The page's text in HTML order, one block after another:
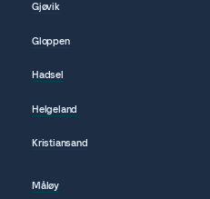
Gjøvik
Gloppen
Hadsel
Helgeland
Kristiansand
Måløy